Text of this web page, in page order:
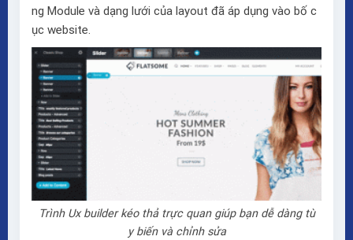
ng Module và dạng lưới của layout đã áp dụng vào bố c
ục website.
Trình Ux builder kéo thả trực quan giúp bạn dễ dàng tù
y biến và chỉnh sửa